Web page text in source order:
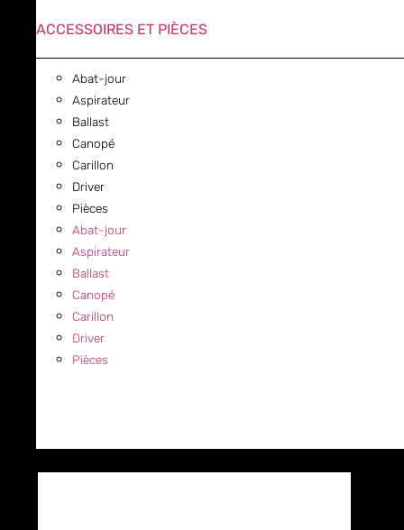
ACCESSOIRES ET PIÈCES
Abat-jour
Aspirateur
Ballast
Canopé
Carillon
Driver
Pièces
Abat-jour
Aspirateur
Ballast
Canopé
Carillon
Driver
Pièces